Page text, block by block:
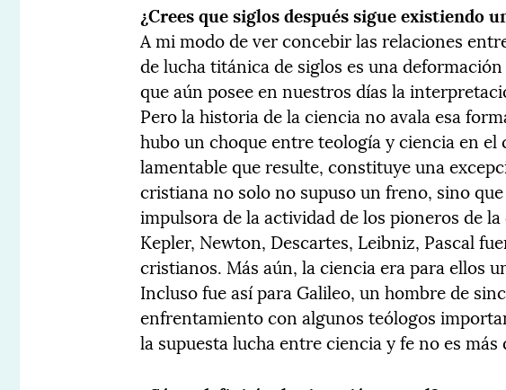
¿Crees que siglos después sigue existiendo
A mi modo de ver concebir las relaciones
de lucha titánica de siglos es una
que aún posee en nuestros días la
Pero la historia de la ciencia no avala esa
hubo un choque entre teología y ciencia en el
lamentable que resulte, constituye una
cristiana no solo no supuso un freno, sino
impulsora de la actividad de los pioneros de
Kepler, Newton, Descartes, Leibniz, Pascal
cristianos. Más aún, la ciencia era para ellos
Incluso fue así para Galileo, un hombre de
enfrentamiento con algunos teólogos
la supuesta lucha entre ciencia y fe no es